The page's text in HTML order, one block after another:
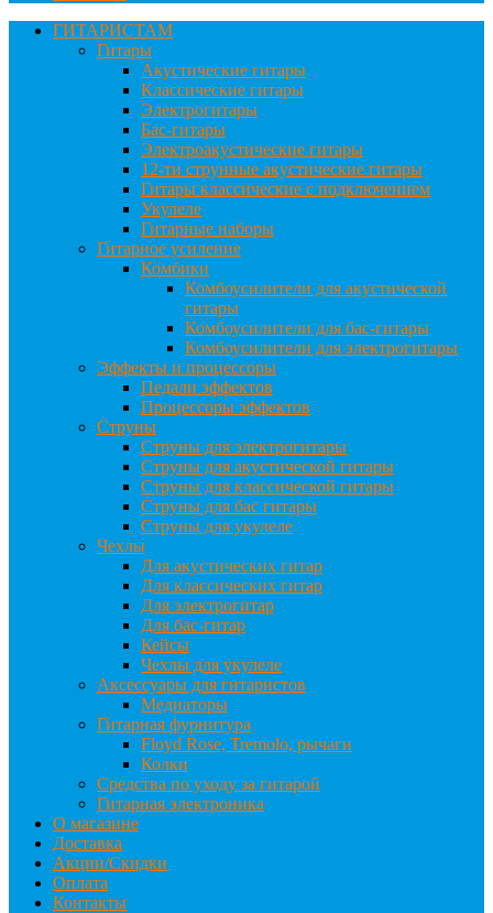
ГИТАРИСТАМ
Гитары
Акустические гитары
Классические гитары
Электрогитары
Бас-гитары
Электроакустические гитары
12-ти струнные акустические гитары
Гитары классические с подключением
Укулеле
Гитарные наборы
Гитарное усиление
Комбики
Комбоусилители для акустической
гитары
Комбоусилители для бас-гитары
Комбоусилители для электрогитары
Эффекты и процессоры
Педали эффектов
Процессоры эффектов
Струны
Струны для электрогитары
Струны для акустической гитары
Струны для классической гитары
Струны для бас гитары
Струны для укулеле
Чехлы
Для акустических гитар
Для классических гитар
Для электрогитар
Для бас-гитар
Кейсы
Чехлы для укулеле
Аксессуары для гитаристов
Медиаторы
Гитарная фурнитура
Floyd Rose, Tremolo, рычаги
Колки
Средства по уходу за гитарой
Гитарная электроника
О магазине
Доставка
Акции/Скидки
Оплата
Контакты